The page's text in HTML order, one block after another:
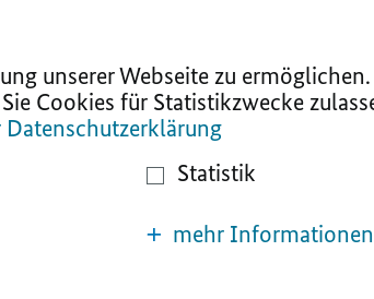
unserer Webseite zu
Cookies für Statistikzwecke
Datenschutzerklärung
Statistik
mehr Informationen